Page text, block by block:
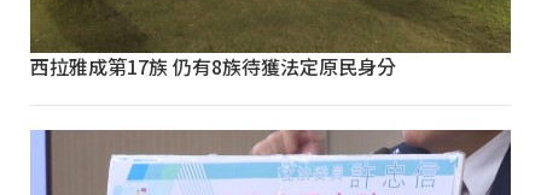
西拉雅成第17族 仍有8族待獲法定原民身分